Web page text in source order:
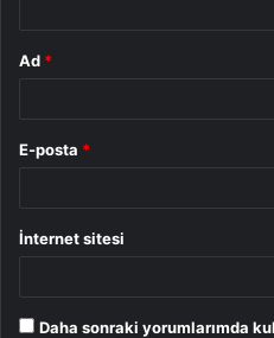
Ad *
E-posta *
İnternet sitesi
Daha sonraki yorumlarımda